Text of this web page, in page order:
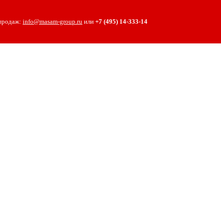
info@masam-group.ru или +7 (495) 14‑333‑14